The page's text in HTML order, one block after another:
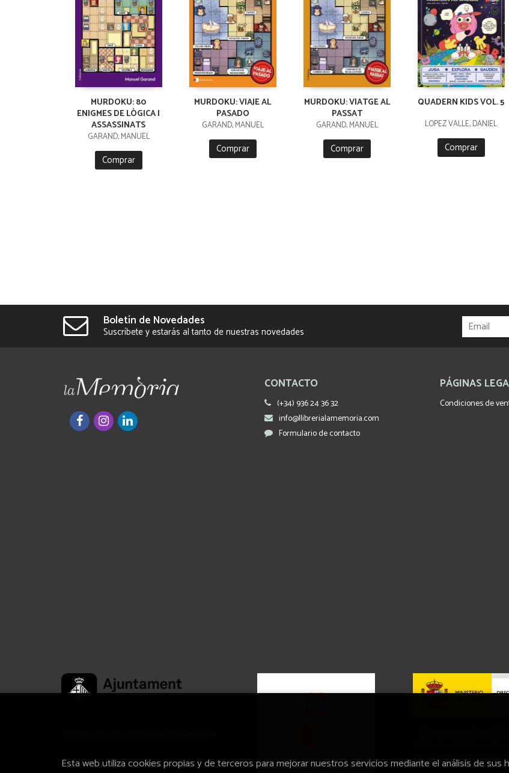
MURDOKU: 80
ENIGMES DE LÒGICA I
ASSASSINATS
GARAND, MANUEL
Comprar
MURDOKU: VIAJE AL
PASADO
GARAND, MANUEL
Comprar
MURDOKU: VIATGE AL
PASSAT
GARAND, MANUEL
Comprar
QUADERN KIDS VOL. 5
LÓPEZ VALLE, DANIEL
Comprar
Boletín de Novedades
Suscríbete y estarás al tanto de nuestras novedades
CONTACTO
(+34) 936 24 36 32
info@llibrerialamemoria.com
Formulario de contacto
PÁGINAS
Condiciones de
General del Libro, del
Esta web utiliza cookies propias y de terceros para mejorar nuestros servicios mediante el análisis de sus